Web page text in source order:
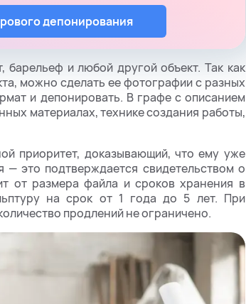
депонирования
и любой другой объект. Так как
можно сделать ее фотографии с разных
и депонировать. В графе с описанием
материалах, технике создания работы,
приоритет, доказывающий, что ему уже
это подтверждается свидетельством о
от размера файла и сроков хранения в
на срок от 1 года до 5 лет. При
продлений не ограничено.